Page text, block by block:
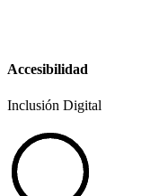
Accesibilidad
Inclusión Digital